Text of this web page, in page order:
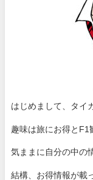
はじめまして、タイ
趣味は旅にお得と
気ままに自分の中の
結構、お得情報が載